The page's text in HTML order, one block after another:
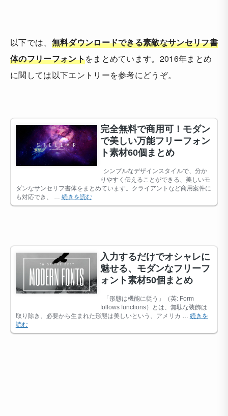
以下では、 無料ダウンロードできる素敵なサンセリフ書
体のフリーフォントをまとめています。2016年まとめ
に関しては以下エントリーを参考にどうぞ。